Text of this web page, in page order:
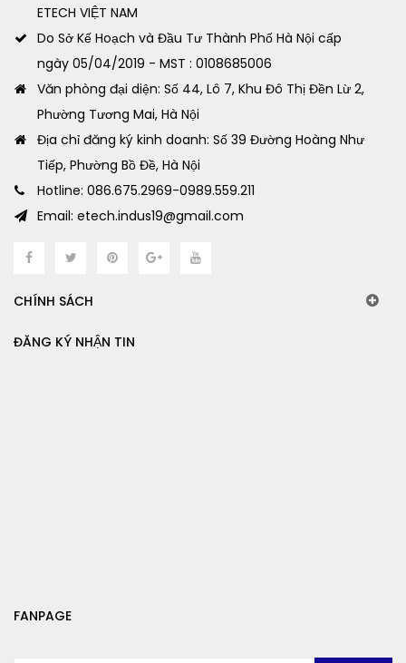
ETECH VIỆT NAM
Do Sở Kế Hoạch và Đầu Tư Thành Phố Hà Nội cấp
ngày 05/04/2019 - MST : 0108685006
Văn phòng đại diện: Số 44, Lô 7, Khu Đô Thị Đền Lừ 2,
Phường Tương Mai, Hà Nội
Địa chỉ đăng ký kinh doanh: Số 39 Đường Hoàng Như
Tiếp, Phường Bồ Đề, Hà Nội
Hotline: 086.675.2969-0989.559.211
Email: etech.indus19@gmail.com
CHÍNH SÁCH
ĐĂNG KÝ NHẬN TIN
FANPAGE